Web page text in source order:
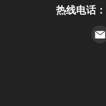
热线电话：